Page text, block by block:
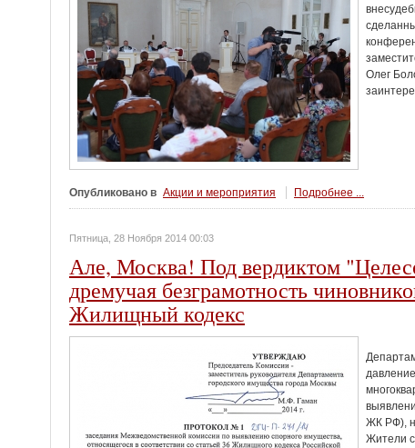
Олег
Опубликовано в Акции и мероприятия Подробнее ...
Пятница, 28 Ноября 2014 00:03
Але, Москва! Под вердиктом
дремучая безграмотность
Жилищный кодекс
ЖК РФ),
Жители